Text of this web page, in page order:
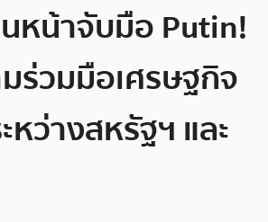
หน้าจับมือ Putin!
ร่วมมือเศรษฐกิจ
ว่างสหรัฐฯ และ